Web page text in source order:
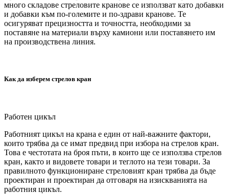
много складове стреловите кранове се използват като добавки
и добавки към по-големите и по-здрави кранове. Те
осигуряват прецизността и точността, необходими за
поставяне на материали върху камиони или поставянето им
на производствена линия.
Как да изберем стрелов кран
Работен цикъл
Работният цикъл на крана е един от най-важните фактори,
които трябва да се имат предвид при избора на стрелов кран.
Това е честотата на броя пъти, в които ще се използва стрелов
кран, както и видовете товари и теглото на тези товари. За
правилното функциониране стреловият кран трябва да бъде
проектиран и проектиран да отговаря на изискванията на
работния цикъл.